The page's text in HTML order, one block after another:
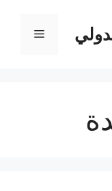
القائمة